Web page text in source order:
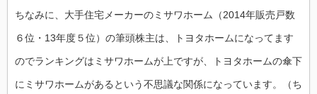
ちなみに、大手住宅メーカーのミサワホーム（2014年販売戸数
６位・13年度５位）の筆頭株主は、トヨタホームになってます
のでランキングはミサワホームが上ですが、トヨタホームの傘下
にミサワホームがあるという不思議な関係になっています。（ち